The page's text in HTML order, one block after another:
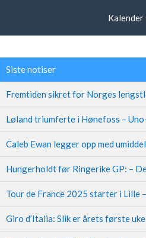
Kalender
Siste notiser
Giro d’Italia: Slik er årets første uke